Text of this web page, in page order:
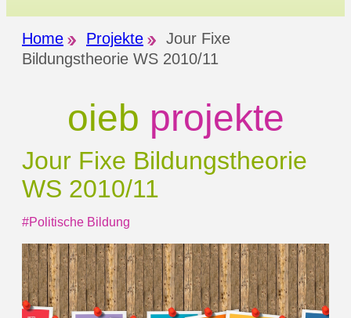
Home Projekte
Jour Fixe
Bildungstheorie WS 2010/11
oieb projekte
Jour Fixe Bildungstheorie
WS 2010/11
#Politische Bildung